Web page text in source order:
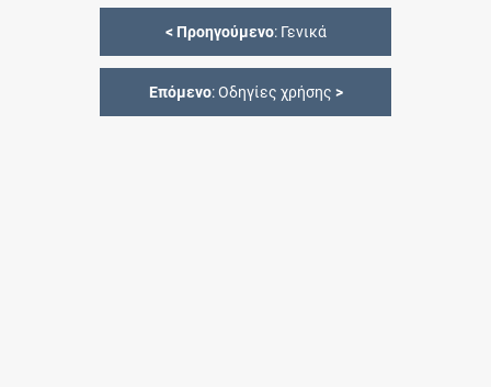
< Προηγούμενο: Γενικά
Επόμενο: Οδηγίες χρήσης >